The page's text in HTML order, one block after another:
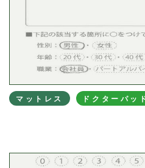
マットレス ドクターパッ